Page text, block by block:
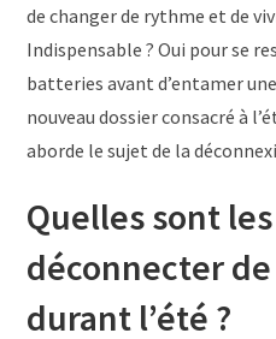
de changer de rythme et de
Indispensable ? Oui pour se
batteries avant d’entamer
nouveau dossier consacré à
aborde le sujet de la
Quelles sont
déconnecter
durant l’été ?